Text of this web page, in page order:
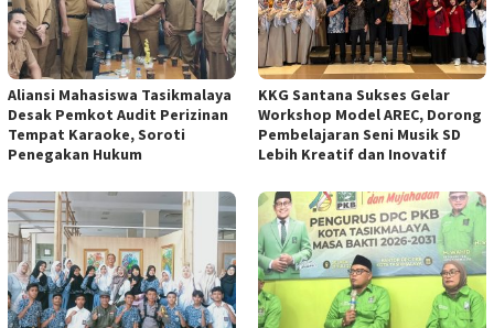
Aliansi Mahasiswa Tasikmalaya
Desak Pemkot Audit Perizinan
Tempat Karaoke, Soroti
Penegakan Hukum
KKG Santana Sukses Gelar
Workshop Model AREC, Dorong
Pembelajaran Seni Musik SD
Lebih Kreatif dan Inovatif